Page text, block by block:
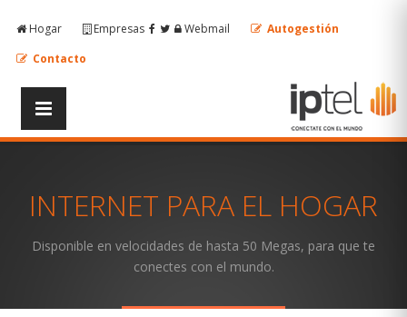
Hogar Empresas Webmail
Autogestión
Contacto
INTERNET PARA EL HOGAR
Disponible en velocidades de hasta 50 Megas, para que te
conectes con el mundo.